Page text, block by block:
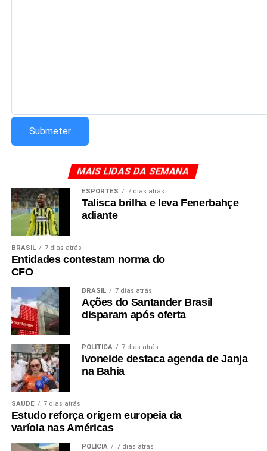
MAIS LIDAS DA SEMANA
ESPORTES 7 dias atrás
Talisca brilha e leva Fenerbahçe
adiante
BRASIL 7 dias atrás
Entidades contestam norma do
CFO
BRASIL 7 dias atrás
Ações do Santander Brasil
disparam após oferta
POLÍTICA 7 dias atrás
Ivoneide destaca agenda de Janja
na Bahia
SAÚDE 7 dias atrás
Estudo reforça origem europeia da
varíola nas Américas
POLÍCIA 7 dias atrás